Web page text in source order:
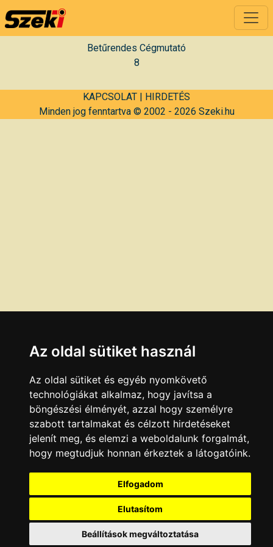
Betűrendes Cégmutató
8
KAPCSOLAT | HIRDETÉS
Minden jog fenntartva © 2002 - 2026 Szeki.hu
Az oldal sütiket használ
Az oldal sütiket és egyéb nyomkövető
technológiákat alkalmaz, hogy javítsa a
böngészési élményét, azzal hogy személyre
szabott tartalmakat és célzott hirdetéseket
jelenít meg, és elemzi a weboldalunk forgalmát,
hogy megtudjuk honnan érkeztek a látogatóink.
Elfogadom
Elutasítom
Beállítások megváltoztatása